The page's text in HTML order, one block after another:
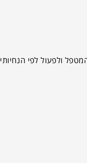
ולפעול לפי